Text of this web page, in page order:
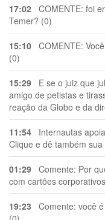
17:02 COMENTE: foi
Temer? (0)
15:10 COMENTE:
(0)
15:29 E se o juiz que
amigo de petistas e
reação da Globo e da
11:54 Internautas
Clique e dê também
01:29 Comente: Por
com cartões
19:23 Comente: você